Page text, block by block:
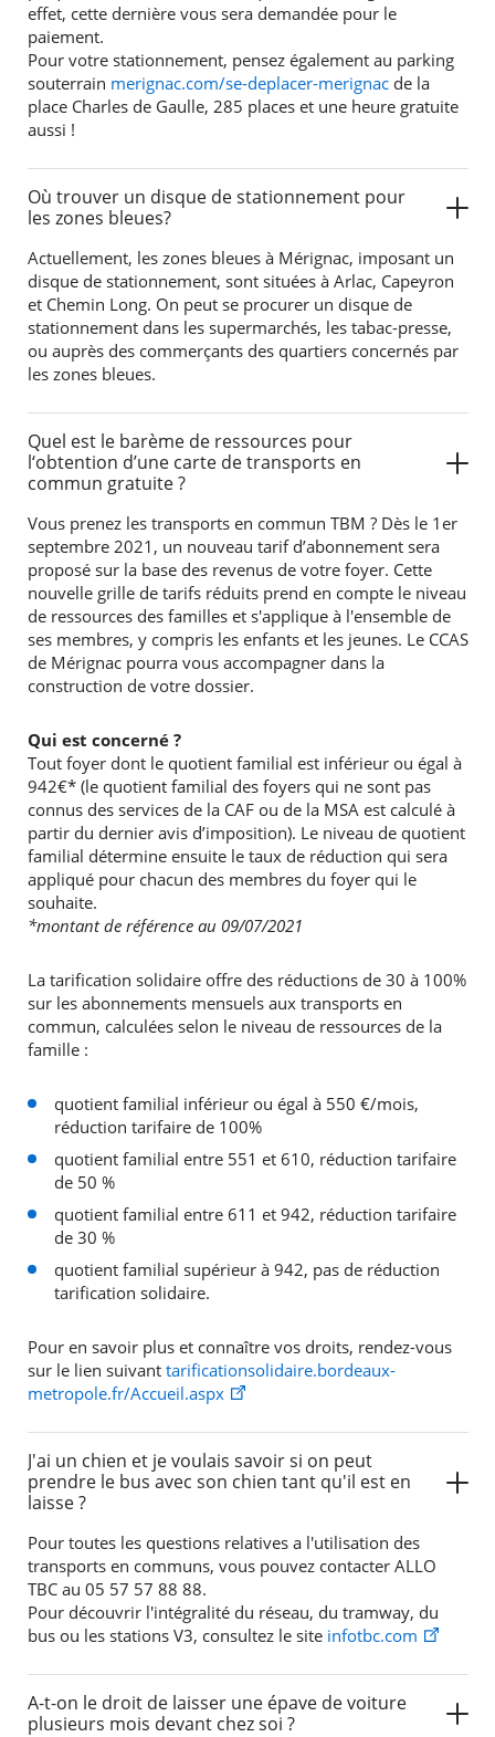
effet, cette dernière vous sera demandée pour le
paiement.
Pour votre stationnement, pensez également au parking
souterrain merignac.com/se-deplacer-merignacde la
place Charles de Gaulle, 285 places et une heure gratuite
aussi !
Où trouver un disque de stationnement pour
les zones bleues?
Actuellement, les zones bleues à Mérignac, imposant un
disque de stationnement, sont situées à Arlac, Capeyron
et Chemin Long. On peut se procurer un disque de
stationnement dans les supermarchés, les tabac-presse,
ou auprès des commerçants des quartiers concernés par
les zones bleues.
Quel est le barème de ressources pour
l‘obtention d’une carte de transports en
commun gratuite ?
Vous prenez les transports en commun TBM ? Dès le 1er
septembre 2021, un nouveau tarif d’abonnement sera
proposé sur la base des revenus de votre foyer. Cette
nouvelle grille de tarifs réduits prend en compte le niveau
de ressources des familles et s'applique à l'ensemble de
ses membres, y compris les enfants et les jeunes. Le CCAS
de Mérignac pourra vous accompagner dans la
construction de votre dossier.
Qui est concerné ?
Tout foyer dont le quotient familial est inférieur ou égal à
942€* (le quotient familial des foyers qui ne sont pas
connus des services de la CAF ou de la MSA est calculé à
partir du dernier avis d’imposition). Le niveau de quotient
familial détermine ensuite le taux de réduction qui sera
appliqué pour chacun des membres du foyer qui le
souhaite.
*montant de référence au 09/07/2021
La tarification solidaire offre des réductions de 30 à 100%
sur les abonnements mensuels aux transports en
commun, calculées selon le niveau de ressources de la
famille :
quotient familial inférieur ou égal à 550 €/mois,
réduction tarifaire de 100%
quotient familial entre 551 et 610, réduction tarifaire
de 50 %
quotient familial entre 611 et 942, réduction tarifaire
de 30 %
quotient familial supérieur à 942, pas de réduction
tarification solidaire.
Pour en savoir plus et connaître vos droits, rendez-vous
sur le lien suivanttarificationsolidaire.bordeaux-
metropole.fr/Accueil.aspx
J'ai un chien et je voulais savoir si on peut
prendre le bus avec son chien tant qu'il est en
laisse ?
Pour toutes les questions relatives a l'utilisation des
transports en communs, vous pouvez contacter ALLO
TBC au 05 57 57 88 88.
Pour découvrir l'intégralité du réseau, du tramway, du
bus ou les stations V3, consultez le site infotbc.com
A-t-on le droit de laisser une épave de voiture
plusieurs mois devant chez soi ?